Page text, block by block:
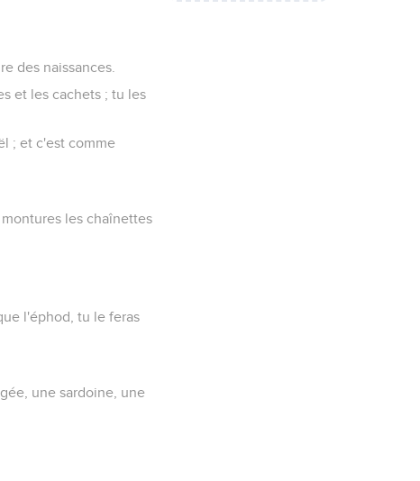
des naissances.
et les cachets ; tu les
; et c'est comme
les chaînettes
l'éphod, tu le feras
une sardoine, une